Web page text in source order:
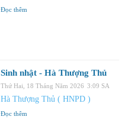
Đọc thêm
Sinh nhật - Hà Thượng Thủ
Thứ Hai, 18 Tháng Năm 2026 3:09 SA
Hà Thượng Thủ ( HNPD )
Đọc thêm